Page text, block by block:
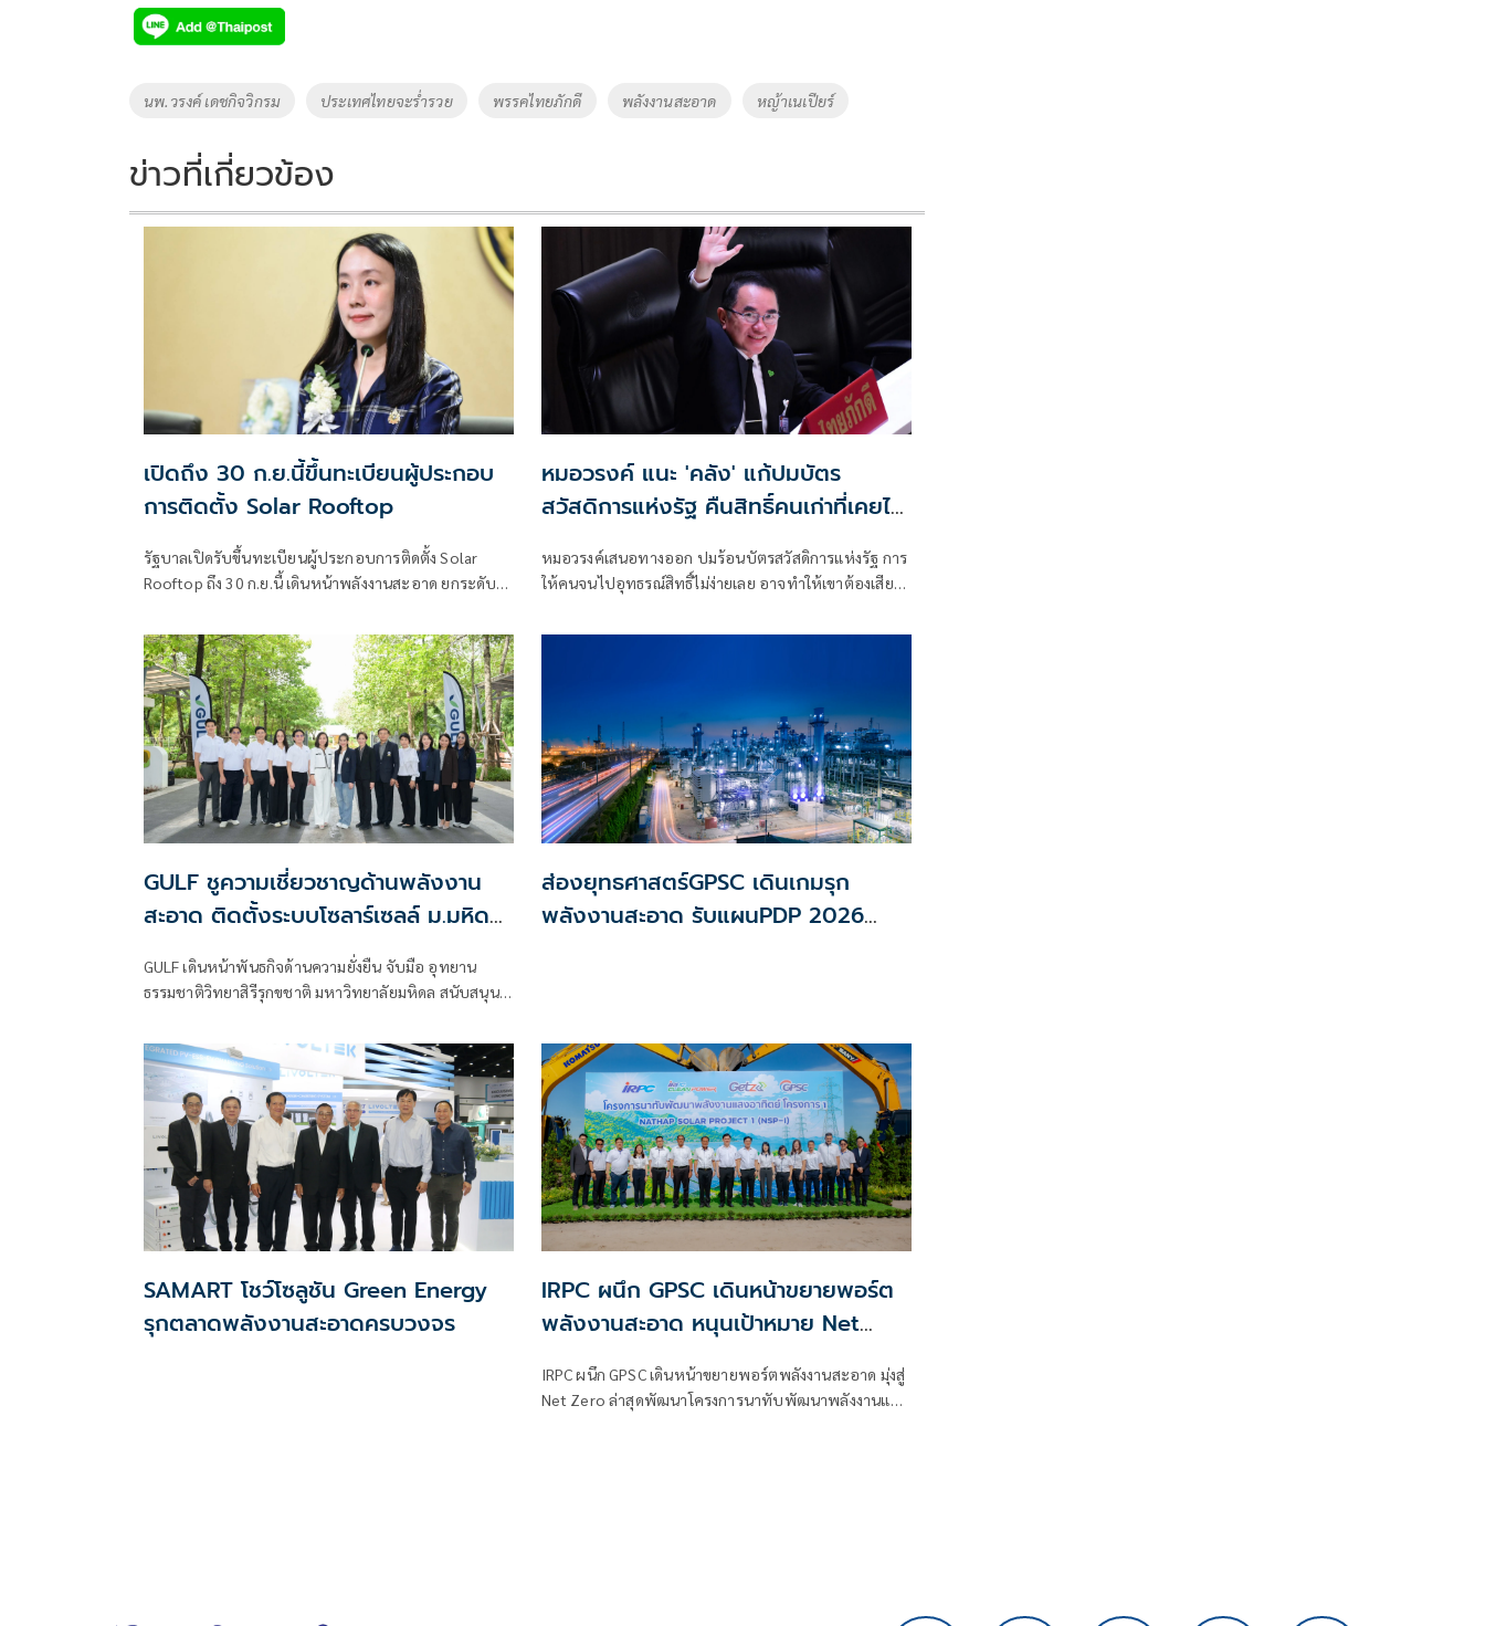
e
b
o
k
tt
er
p
y
Li
k
Tags
นพ.วรงค์ เดชกิจวิกรม ประเทศไทยจะร่ำรวย พรรคไทยภักดี พลังงานสะอาด หญ้าเนเปียร์
ข่าวที่เกี่ยวข้อง
เปิดถึง 30 ก.ย.นี้ขึ้นทะเบียนผู้ประกอบ
การติดตั้ง Solar Rooftop
รัฐบาลเปิดรับขึ้นทะเบียนผู้ประกอบการติดตั้ง Solar
Rooftop ถึง 30 ก.ย.นี้ เดินหน้าพลังงานสะอาด ยกระดับ
หมอวรงค์ แนะ 'คลัง' แก้ปมบัตร
สวัสดิการแห่งรัฐ คืนสิทธิ์คนเก่าที่เคยได้
หมอวรงค์เสนอทางออก ปมร้อนบัตรสวัสดิการแห่งรัฐ การ
ให้คนจนไปอุทธรณ์สิทธิ์ไม่ง่ายเลย อาจทำให้เขาต้องเสีย
GULF ชูความเชี่ยวชาญด้านพลังงาน
สะอาด ติดตั้งระบบโซลาร์เซลล์ ม.มหิดล
เสริมแกร่งการวิจัยพัฒนา 'Nature-
based Innovation' พร้อมหนุน
ศักยภาพเด็กกลุ่มเปราะบาง
GULF เดินหน้าพันธกิจด้านความยั่งยืน จับมือ อุทยาน
ธรรมชาติวิทยาสิรีรุกขชาติ มหาวิทยาลัยมหิดล สนับสนุน
แสงอาทิตย์ (Solar Rooftop) มูลค่า 3.6 ล้านบาท เพื่อส่ง
เสริมการใช้พลังงานสะอาดในพื้นที่อุทยานฯ มุ่งยกระดับ
งานวิจัยด้านสมุนไพรไทยสู่ระดับอุตสาหกรรม และสร้าง
โอกาสทางการเรียนรู้ให้กับกลุ่มเด็กที่มีความเปราะบางและ
ประชาชนทั่วไป
ส่องยุทธศาสตร์GPSC เดินเกมรุก
พลังงานสะอาด รับแผนPDP 2026
SAMART โชว์โซลูชัน Green Energy
รุกตลาดพลังงานสะอาดครบวงจร
IRPC ผนึก GPSC เดินหน้าขยายพอร์ต
พลังงานสะอาด หนุนเป้าหมาย Net
IRPC ผนึก GPSC เดินหน้าขยายพอร์ตพลังงานสะอาด มุ่งสู่
Net Zero ล่าสุดพัฒนาโครงการนาทับพัฒนาพลังงานแสง